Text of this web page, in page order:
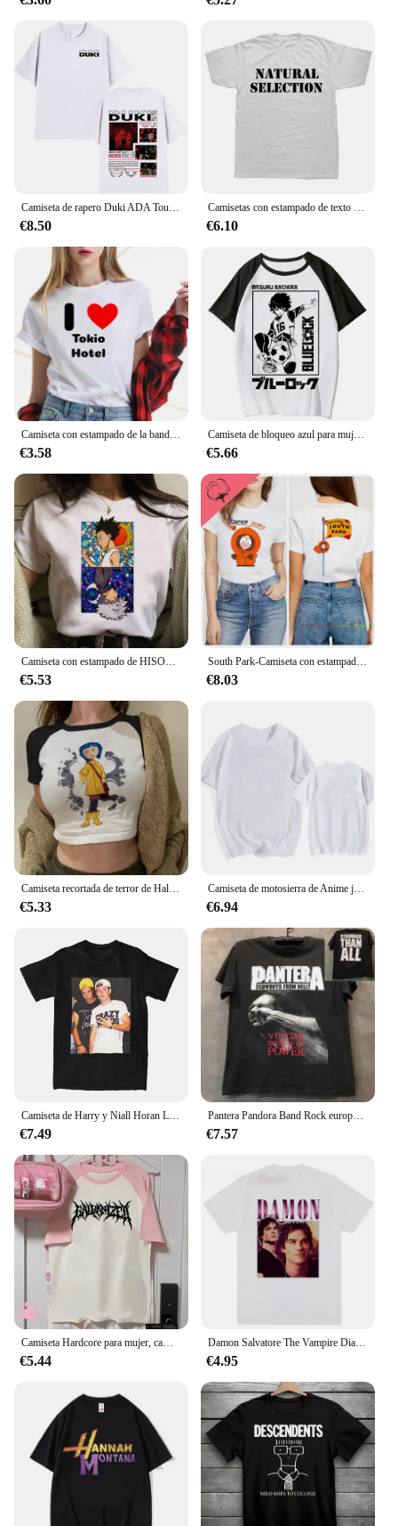
or an individual seeking high-quality sportswear,
the Adidas basketball polera is an excellent choice.
Its adaptive design makes it suitable for a variety of
scenarios, from intense training sessions to casual
wear. The wholesale and vendor options make it
accessible for coaches and teams, while the sets for
sale cater to individuals looking to build their
sportswear collection. The polera adidas basketball
is a testament to Adidas' commitment to quality and
performance, ensuring that every player can
Camiseta de rapero Duki ADA Tour 2024 Merch, ropa para hombre y mujer, camisetas de algodón de gran tamaño, camisetas de manga corta de Hip Hop, ropa de calle
€8.50
Camisetas con estampado de texto de selección Natural para hombre, camisetas gráficas de evolución, ropa de calle informal de moda, Tops de estilo Harajuku, camisetas sueltas
€6.10
Camiseta con estampado de la banda de rock alemana para hombre, camisa de manga corta suelta informal, Hip Hop, Rock, Punk, gótico, Tokio, Hotel Tour
€3.58
Camiseta de bloqueo azul para mujer, camisetas de diseñador, ropa gráfica de manga para niña
€5.66
Camiseta con estampado de HISOKA MOROW para mujer, Top Kawaii de dibujos animados, camiseta Popular de Anime Hunter X Hunter, camiseta Harajuku para mujer
€5.53
South Park-Camiseta con estampado I'm Going Home para hombre y mujer, Top Vintage a la moda de verano con cuello redondo, camisa de manga corta de algodón de gran tamaño
€8.03
Camiseta recortada de terror de Halloween para mujer, Tops cortos de Coralina Y2k, camiseta gótica Vintage, camiseta gráfica de moda, ropa de calle
€5.33
Camiseta de motosierra de Anime japonés de los 90 para hombre, camiseta de Pochita de dibujos animados, camisetas gráficas de Makima Harajuku, ropa Unisex, camisetas de Manga
€6.94
Camiseta de Harry y Niall Horan Love On Tour para hombres y mujeres, camisetas locas de algodón, camisetas de cuello redondo, ropa de manga corta, Tops de verano
€7.49
Pantera Pandora Band Rock europeo y americano Heavy Metal periférico manga corta Hiphop Fried Street camiseta de tendencia para mujer
€7.57
Camiseta Hardcore para mujer, camisetas de mezcla, ropa de calle japonesa, ropa de diseñador
€5.44
Damon Salvatore The Vampire Diaries crónicas Vampiricas camiseta mujer camiseta 90s Cool hombres camiseta ropa de calle Tops femeninos
€4.95